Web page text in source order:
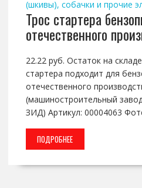
(шкивы), собачки и прочие
Трос стартера
отечественного
22.22 руб. Остаток на
стартера подходит для
отечественного
(машиностроительный
ЗИД) Артикул: 00004063
ПОДРОБНЕЕ